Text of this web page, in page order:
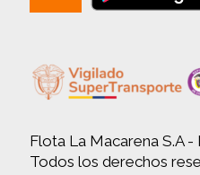
Flota La Macarena S.A -
Todos los derechos